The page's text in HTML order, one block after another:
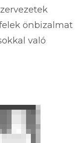
önbizalmat
való